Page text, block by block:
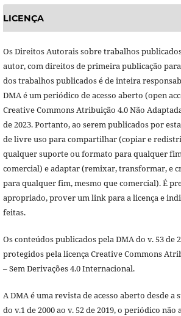
LICENÇA
Os Direitos Autorais sobre trabalhos
autor, com direitos de primeira publicação
dos trabalhos publicados é de inteira
DMA é um periódico de acesso aberto (open
Creative Commons Atribuição 4.0 Não
de 2023. Portanto, ao serem publicados por
de livre uso para compartilhar (copiar e
qualquer suporte ou formato para qualquer
comercial) e adaptar (remixar, transformar, e
para qualquer fim, mesmo que comercial). É
apropriado, prover um link para a licença e
feitas.
Os conteúdos publicados pela DMA do v. 53 de
protegidos pela licença Creative Commons
– Sem Derivações 4.0 Internacional.
A DMA é uma revista de acesso aberto desde a
do v.1 de 2000 ao v. 52 de 2019, o periódico